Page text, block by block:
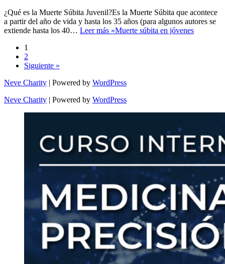
¿Qué es la Muerte Súbita Juvenil?Es la Muerte Súbita que acontece
a partir del año de vida y hasta los 35 años (para algunos autores se
extiende hasta los 40… Leer más »Muerte súbita en jóvenes
1
2
Siguiente »
Neve Charity | Powered by WordPress
Neve Charity | Powered by WordPress